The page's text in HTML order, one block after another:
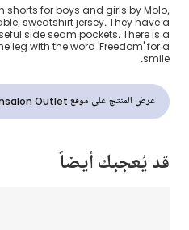
for boys and girls by Molo,
sweatshirt jersey. They have a
side seam pockets. There is a
leg with the word 'Freedom' for a
smile.
عرض المنتج على موقع Childrensalon Outlet
قد يُعجبك أيضاً